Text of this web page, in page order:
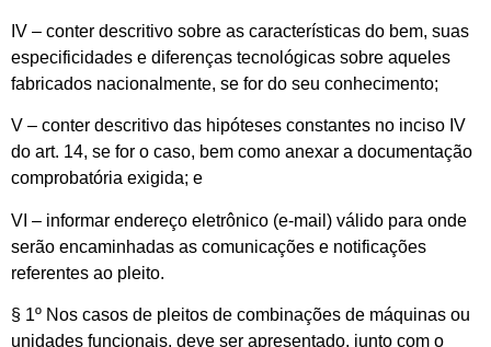
IV – conter descritivo sobre as características do bem, suas
especificidades e diferenças tecnológicas sobre aqueles
fabricados nacionalmente, se for do seu conhecimento;
V – conter descritivo das hipóteses constantes no inciso IV
do art. 14, se for o caso, bem como anexar a documentação
comprobatória exigida; e
VI – informar endereço eletrônico (e-mail) válido para onde
serão encaminhadas as comunicações e notificações
referentes ao pleito.
§ 1º Nos casos de pleitos de combinações de máquinas ou
unidades funcionais, deve ser apresentado, junto com o